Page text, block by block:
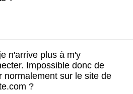
n'arrive plus à m'y
Impossible donc de
normalement sur le site de
?